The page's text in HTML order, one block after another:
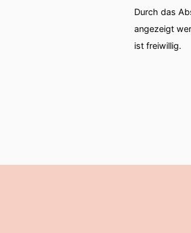
Durch das
angezeigt
ist freiwillig.